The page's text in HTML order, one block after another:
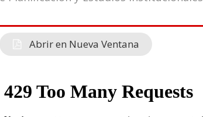
Abrir en Nueva Ventana